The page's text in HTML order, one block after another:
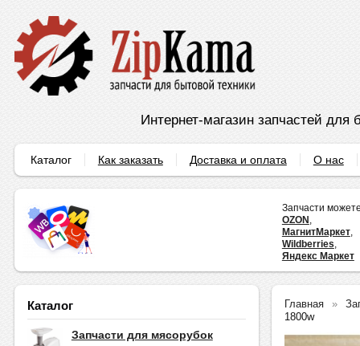
Интернет-магазин запчастей для
Каталог Как заказать Доставка и оплата О нас
Запчасти
OZON ,
МагнитМаркет,
Wildberries,
Яндекс Маркет
Каталог
Запчасти для мясорубок
Главная
1800w